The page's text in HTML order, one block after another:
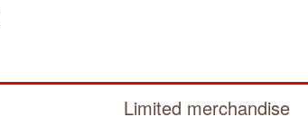
Limited merchandise